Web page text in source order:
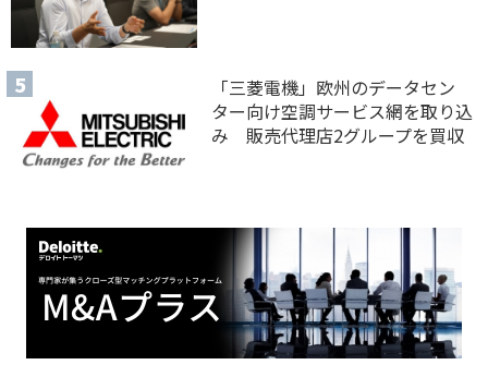
「三菱電機」欧州のデータセン
ター向け空調サービス網を取り込
み 販売代理店2グループを買収